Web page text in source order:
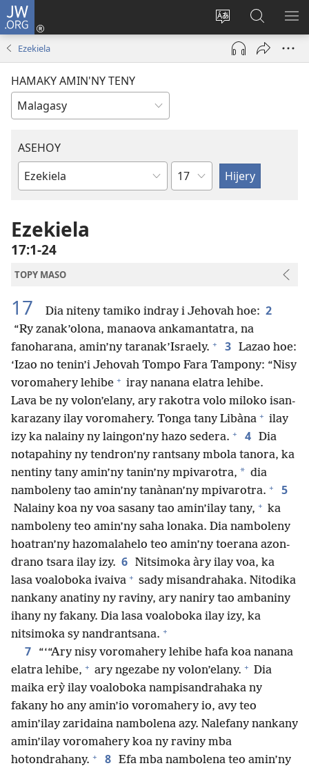
JW.ORG
Hiova
fiteny
Hiditra
(manokatra
rohy)
ato
Amin’ny
Ezekiela
HAMAKY AMIN'NY TENY
ASEHOY
Boky
Amin’ny
Baiboly
Toko
Ezekiela
17:1-24
TOPY MASO
17 Dia niteny tamiko indray i Jehovah hoe: 2
“Ry zanak’olona, manaova ankamantatra, na
fanoharana, amin’ny taranak’Israely. + 3 Lazao hoe:
‘Izao no tenin’i Jehovah Tompo Fara Tampony: “Nisy
voromahery lehibe + iray nanana elatra lehibe.
Lava be ny volon’elany, ary rakotra volo miloko isan-
karazany ilay voromahery. Tonga tany Libàna + ilay
izy ka nalainy ny laingon’ny hazo sedera. + 4 Dia
notapahiny ny tendron’ny rantsany mbola tanora, ka
nentiny tany amin’ny tanin’ny mpivarotra, * dia
namboleny tao amin’ny tanànan’ny mpivarotra. + 5
Nalainy koa ny voa sasany tao amin’ilay tany, + ka
namboleny teo amin’ny saha lonaka. Dia namboleny
hoatran’ny hazomalahelo teo amin’ny toerana azon-
drano tsara ilay izy. 6 Nitsimoka àry ilay voa, ka
lasa voaloboka ivaiva + sady misandrahaka. Nitodika
nankany anatiny ny raviny, ary naniry tao ambaniny
ihany ny fakany. Dia lasa voaloboka ilay izy, ka
nitsimoka sy nandrantsana. +
7
“‘“Ary nisy voromahery lehibe hafa koa nanana
elatra lehibe, + ary ngezabe ny volon’elany. + Dia
maika erỳ ilay voaloboka nampisandrahaka ny
fakany ho any amin’io voromahery io, avy teo
amin’ilay zaridaina nambolena azy. Nalefany nankany
amin’ilay voromahery koa ny raviny mba
hotondrahany. + 8 Efa mba nambolena teo amin’ny